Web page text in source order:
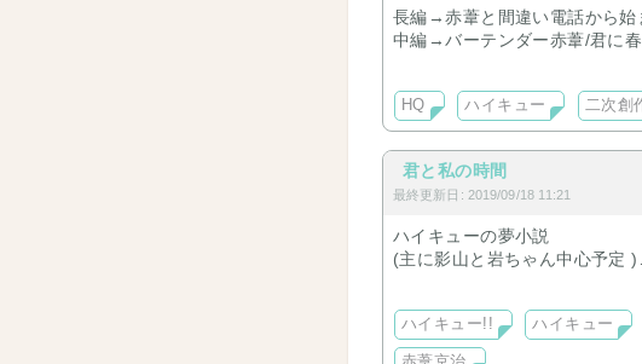
長編→赤葦と間違い電話から始
中編→バーテンダー赤葦/君に
HQ ハイキュー 二次創
君と私の時間
最終更新日: 2019/09/18 11:21
ハイキューの夢小説
(主に影山と岩ちゃん中心予定 )
ハイキューの登場人物が居たら
描きたいので、超絶美少女の
ハイキュー!! ハイキュー